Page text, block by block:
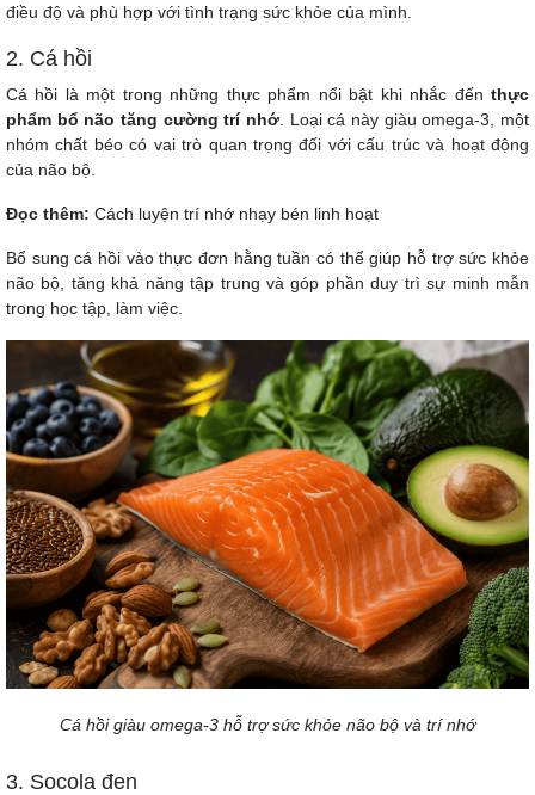
điều độ và phù hợp với tình trạng sức khỏe của mình.
2. Cá hồi
Cá hồi là một trong những thực phẩm nổi bật khi nhắc đến thực
phẩm bổ não tăng cường trí nhớ . Loại cá này giàu omega-3, một
nhóm chất béo có vai trò quan trọng đối với cấu trúc và hoạt động
của não bộ.
Đọc thêm: Cách luyện trí nhớ nhạy bén linh hoạt
Bổ sung cá hồi vào thực đơn hằng tuần có thể giúp hỗ trợ sức khỏe
não bộ, tăng khả năng tập trung và góp phần duy trì sự minh mẫn
trong học tập, làm việc.
Cá hồi giàu omega-3 hỗ trợ sức khỏe não bộ và trí nhớ
3. Socola đen